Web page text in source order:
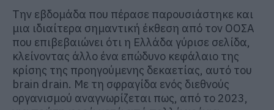
Την εβδομάδα που πέρασε παρουσιάστηκε και
μια ιδιαίτερα σημαντική έκθεση από τον ΟΟΣΑ
που επιβεβαιώνει ότι η Ελλάδα γύρισε σελίδα,
κλείνοντας άλλο ένα επώδυνο κεφάλαιο της
κρίσης της προηγούμενης δεκαετίας, αυτό του
brain drain. Με τη σφραγίδα ενός διεθνούς
οργανισμού αναγνωρίζεται πως, από το 2023,